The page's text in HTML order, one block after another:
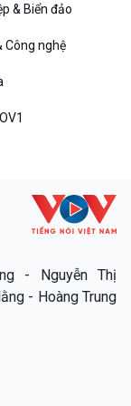
kiện - Luận bàn
chủ nhật
& Biển đảo
Công nghệ
- Nguyễn Thị
- Hoàng Trung